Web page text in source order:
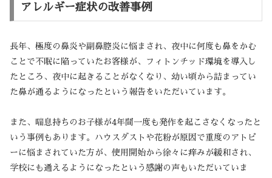
アレルギー症状の改善事例
長年、極度の鼻炎や副鼻腔炎に悩まされ、夜中に何度も鼻をかむ
ことで不眠に陥っていたお客様が、フィトンチッド環境を導入し
たところ、夜中に起きることがなくなり、幼い頃から詰まってい
た鼻が通るようになったという報告をいただいています。
また、喘息持ちのお子様が4年間一度も発作を起こさなくなったと
いう事例もあります。ハウスダストや花粉が原因で重度のアトピ
ーに悩まされていた方が、使用開始から徐々に痒みが緩和され、
学校にも通えるようになったという感謝の声もいただいていま